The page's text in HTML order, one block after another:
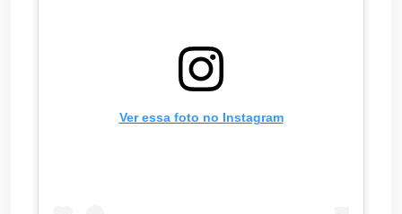
Ver essa foto no Instagram